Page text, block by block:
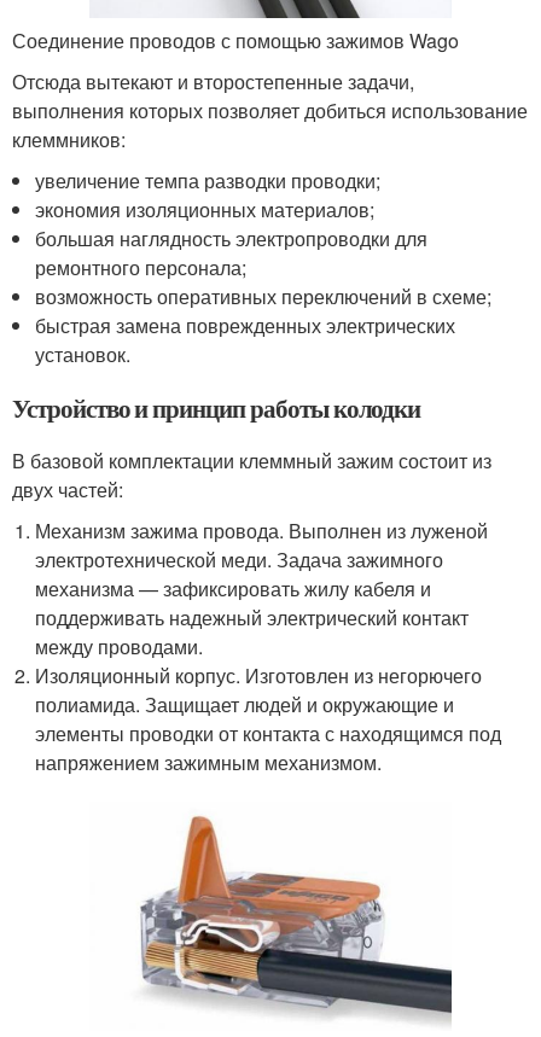
Соединение проводов с помощью зажимов Wago
Отсюда вытекают и второстепенные задачи,
выполнения которых позволяет добиться использование
клеммников:
увеличение темпа разводки проводки;
экономия изоляционных материалов;
большая наглядность электропроводки для
ремонтного персонала;
возможность оперативных переключений в схеме;
быстрая замена поврежденных электрических
установок.
Устройство и принцип работы колодки
В базовой комплектации клеммный зажим состоит из
двух частей:
Механизм зажима провода. Выполнен из луженой
электротехнической меди. Задача зажимного
механизма — зафиксировать жилу кабеля и
поддерживать надежный электрический контакт
между проводами.
Изоляционный корпус. Изготовлен из негорючего
полиамида. Защищает людей и окружающие и
элементы проводки от контакта с находящимся под
напряжением зажимным механизмом.